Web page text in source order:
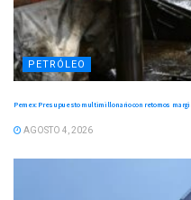
PETRÓLEO
Pemex: Presupuesto multimillonario con retornos
AGOSTO 4, 2026